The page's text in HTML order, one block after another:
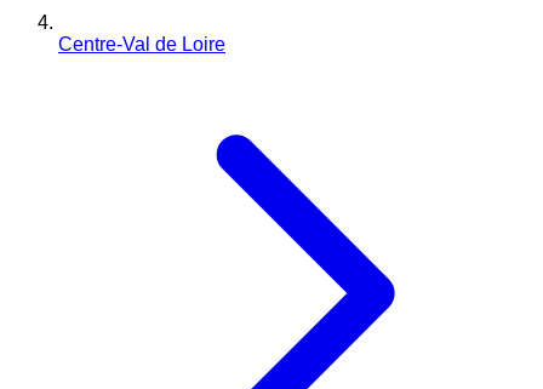
Centre-Val de Loire